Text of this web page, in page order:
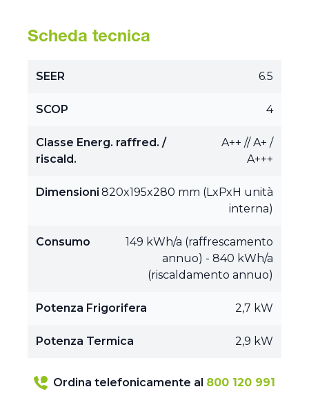
Scheda tecnica
SEER 6.5
SCOP 4
Classe Energ. raffred. /
riscald.
A++ // A+ /
A+++
Dimensioni 820x195x280 mm (LxPxH unità
interna)
Consumo
149 kWh/a (raffrescamento
annuo) - 840 kWh/a
(riscaldamento annuo)
Potenza Frigorifera 2,7 kW
Potenza Termica 2,9 kW
Ordina telefonicamente al 800 120 991